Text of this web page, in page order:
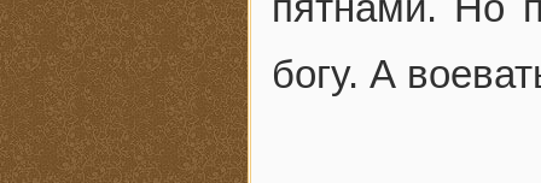
богу. А